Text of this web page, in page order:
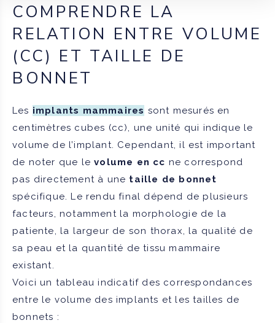
COMPRENDRE LA
RELATION ENTRE VOLUME
(CC) ET TAILLE DE
BONNET
Les implants mammaires sont mesurés en
centimètres cubes (cc), une unité qui indique le
volume de l’implant. Cependant, il est important
de noter que levolume en cc ne correspond
pas directement à une taille de bonnet
spécifique. Le rendu final dépend de plusieurs
facteurs, notamment la morphologie de la
patiente, la largeur de son thorax, la qualité de
sa peau et la quantité de tissu mammaire
existant.
Voici un tableau indicatif des correspondances
entre le volume des implants et les tailles de
bonnets :